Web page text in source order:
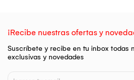
¡Recibe nuestras ofertas y
Suscríbete y recibe en tu inbox todas
exclusivas y novedades